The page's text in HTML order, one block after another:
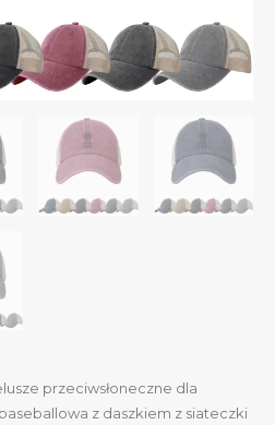
przeciwsłoneczne dla
z daszkiem z siateczki